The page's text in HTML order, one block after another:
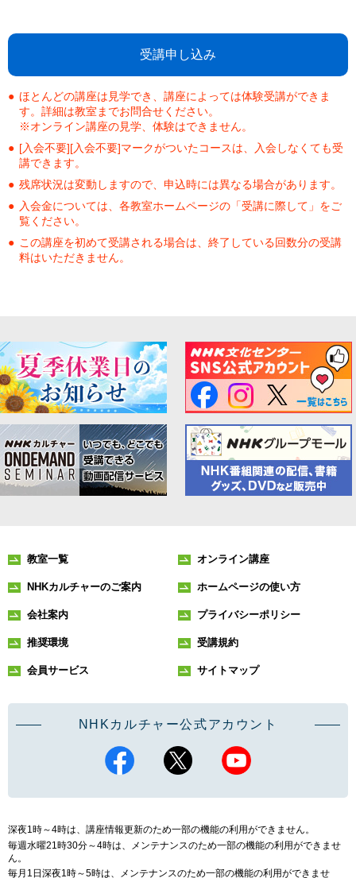
受講申し込み
ほとんどの講座は見学でき、講座によっては体験受講ができま
す。詳細は教室までお問合せください。
※オンライン講座の見学、体験はできません。
[入会不要][入会不要]マークがついたコースは、入会しなくても受
講できます。
残席状況は変動しますので、申込時には異なる場合があります。
入会金については、各教室ホームページの「受講に際して」をご
覧ください。
この講座を初めて受講される場合は、終了している回数分の受講
料はいただきません。
教室一覧 オンライン講座
NHKカルチャーのご案内 ホームページの使い方
会社案内 プライバシーポリシー
推奨環境 受講規約
会員サービス サイトマップ
NHKカルチャー公式アカウント
深夜1時～4時は、講座情報更新のため一部の機能の利用ができません。
毎週水曜21時30分～4時は、メンテナンスのため一部の機能の利用ができませ
ん。
毎月1日深夜1時～5時は、メンテナンスのため一部の機能の利用ができませ